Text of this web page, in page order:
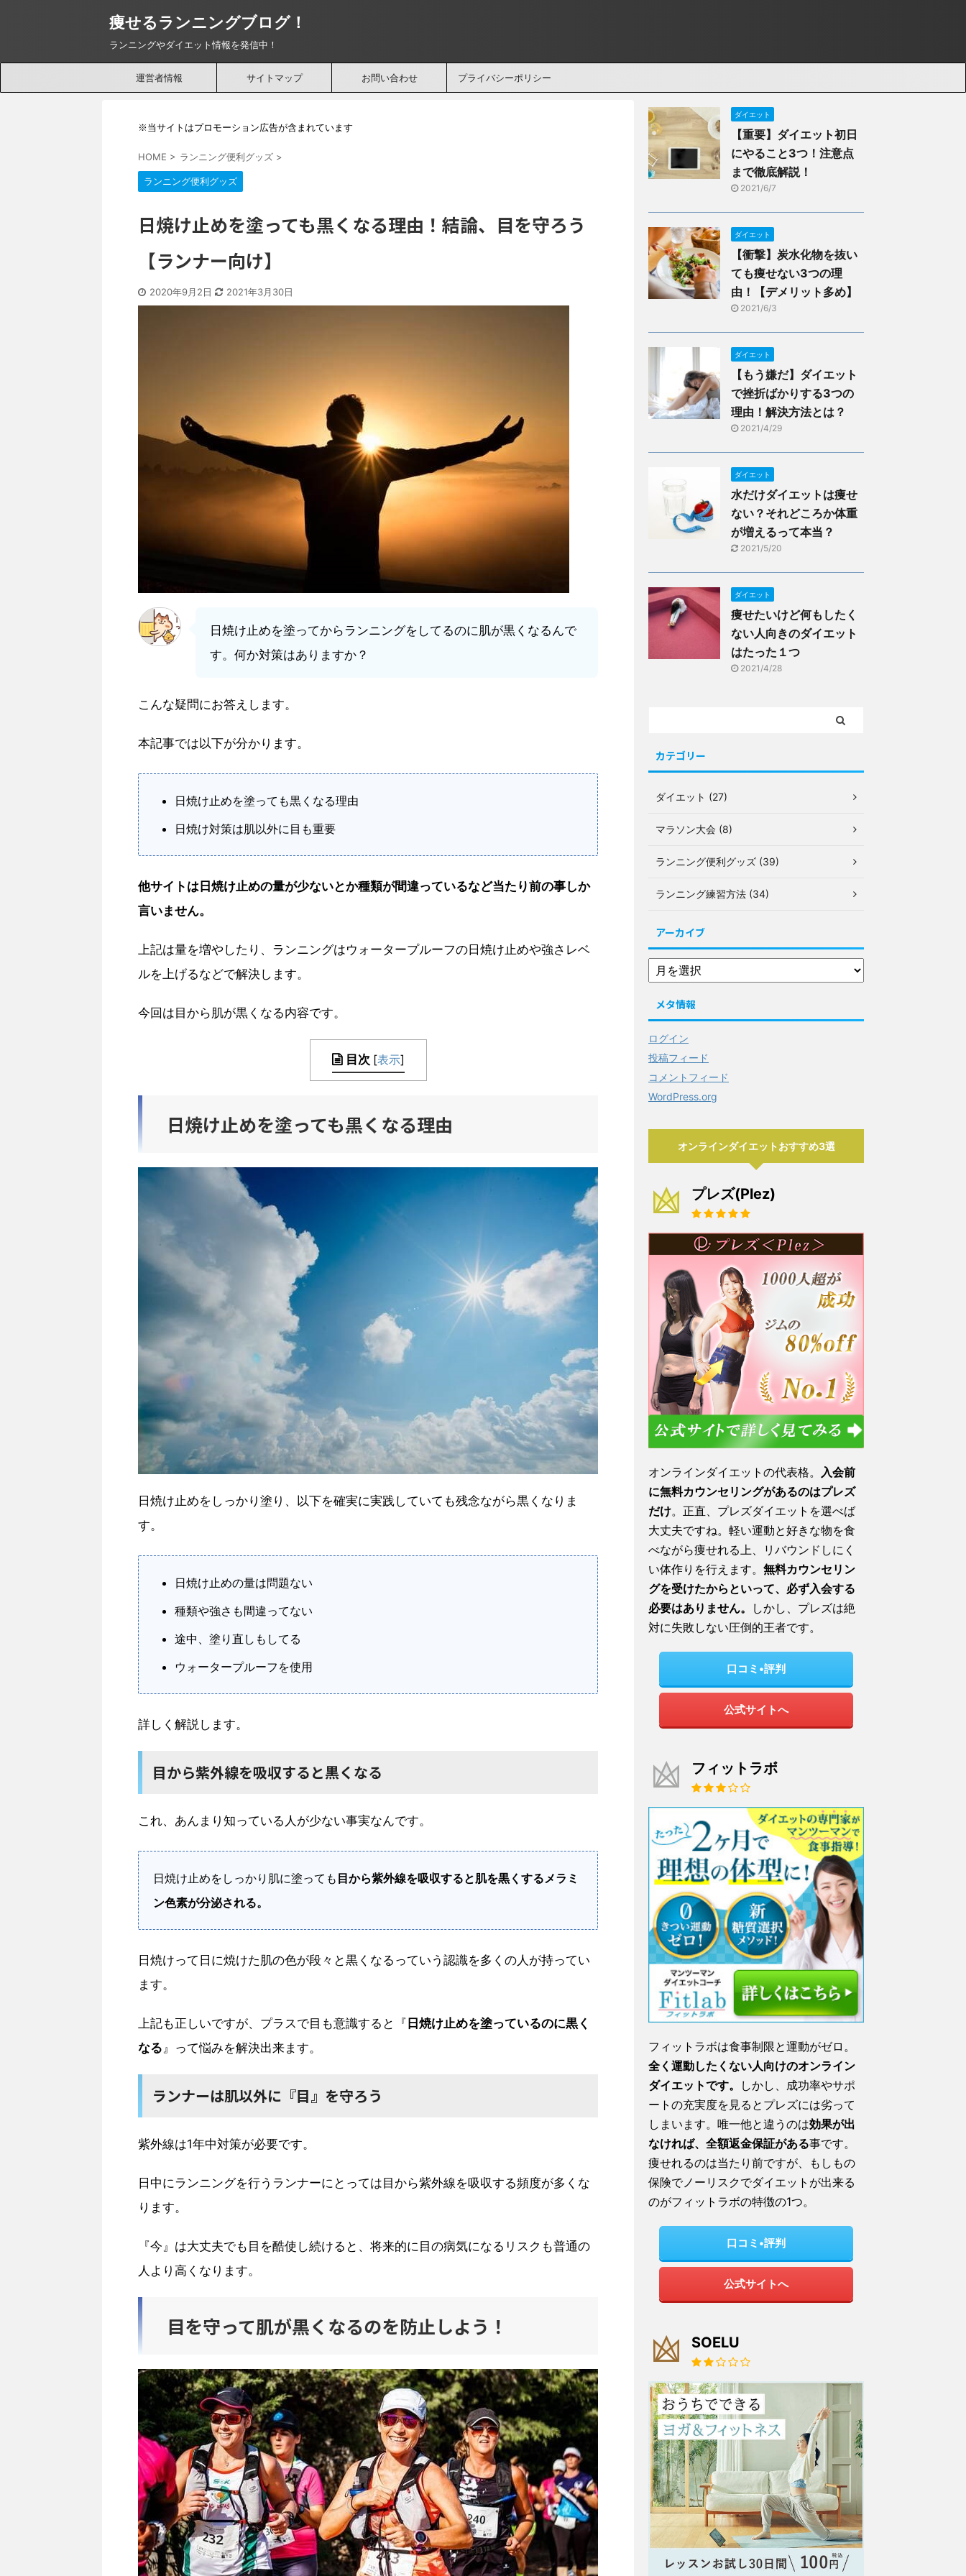
痩せるランニングブログ！
ランニングやダイエット情報を発信中！
運営者情報 サイトマップ お問い合わせ プライバシーポリシー
※当サイトはプロモーション広告が含まれています
HOME > ランニング便利グッズ >
ランニング便利グッズ
日焼け止めを塗っても黒くなる理由！結論、目を守ろう
【ランナー向け】
2020年9月2日 2021年3月30日
日焼け止めを塗ってからランニングをしてるのに肌が黒くなるんで
す。何か対策はありますか？
こんな疑問にお答えします。
本記事では以下が分かります。
日焼け止めを塗っても黒くなる理由
日焼け対策は肌以外に目も重要
他サイトは日焼け止めの量が少ないとか種類が間違っているなど当たり前の事しか
言いません。
上記は量を増やしたり、ランニングはウォータープルーフの日焼け止めや強さレベ
ルを上げるなどで解決します。
今回は目から肌が黒くなる内容です。
目次 [表示]
日焼け止めを塗っても黒くなる理由
日焼け止めをしっかり塗り、以下を確実に実践していても残念ながら黒くなりま
す。
日焼け止めの量は問題ない
種類や強さも間違ってない
途中、塗り直しもしてる
ウォータープルーフを使用
詳しく解説します。
目から紫外線を吸収すると黒くなる
これ、あんまり知っている人が少ない事実なんです。
日焼け止めをしっかり肌に塗っても 目から紫外線を吸収すると肌を黒くするメラミ
ン色素が分泌される。
日焼けって日に焼けた肌の色が段々と黒くなるっていう認識を多くの人が持ってい
ます。
上記も正しいですが、プラスで目も意識すると『 日焼け止めを塗っているのに黒く
なる』って悩みを解決出来ます。
ランナーは肌以外に『目』を守ろう
紫外線は1年中対策が必要です。
日中にランニングを行うランナーにとっては目から紫外線を吸収する頻度が多くな
ります。
『今』は大丈夫でも目を酷使し続けると、将来的に目の病気になるリスクも普通の
人より高くなります。
目を守って肌が黒くなるのを防止しよう！
ダイエット
【重要】ダイエット初日
にやること3つ！注意点
まで徹底解説！
2021/6/7
ダイエット
【衝撃】炭水化物を抜い
ても痩せない3つの理
由！【デメリット多め】
2021/6/3
ダイエット
【もう嫌だ】ダイエット
で挫折ばかりする3つの
理由！解決方法とは？
2021/4/29
ダイエット
水だけダイエットは痩せ
ない？それどころか体重
が増えるって本当？
2021/5/20
ダイエット
痩せたいけど何もしたく
ない人向きのダイエット
はたった１つ
2021/4/28
カテゴリー
ダイエット (27)
マラソン大会 (8)
ランニング便利グッズ (39)
ランニング練習方法 (34)
アーカイブ
メタ情報
ログイン
投稿フィード
コメントフィード
WordPress.org
オンラインダイエットおすすめ3選
プレズ(Plez)
オンラインダイエットの代表格。 入会前
に無料カウンセリングがあるのはプレズ
だけ。正直、プレズダイエットを選べば
大丈夫ですね。軽い運動と好きな物を食
べながら痩せれる上、リバウンドしにく
い体作りを行えます。 無料カウンセリン
グを受けたからといって、必ず入会する
必要はありません。
しかし、プレズは絶
対に失敗しない圧倒的王者です。
口コミ•評判
公式サイトへ
フィットラボ
フィットラボは食事制限と運動がゼロ。
全く運動したくない人向けのオンライン
ダイエットです。
しかし、成功率やサポ
ートの充実度を見るとプレズには劣って
しまいます。唯一他と違うのは効果が出
なければ、全額返金保証がある事です。
痩せれるのは当たり前ですが、もしもの
保険でノーリスクでダイエットが出来る
のがフィットラボの特徴の1つ。
口コミ•評判
公式サイトへ
SOELU